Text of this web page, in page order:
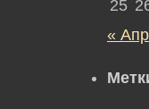
25
« Апр